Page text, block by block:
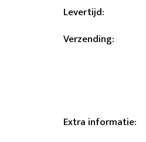
Levertijd:
Verzending:
Extra informatie: